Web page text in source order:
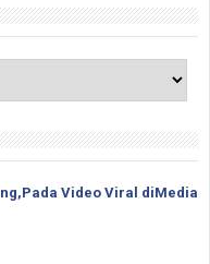
Video Viral diMedia